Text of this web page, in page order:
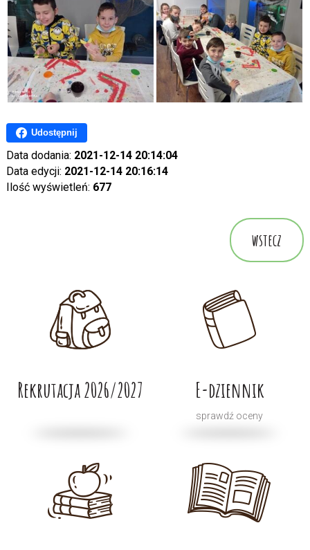
Udostępnij
Data dodania: 2021-12-14 20:14:04
Data edycji: 2021-12-14 20:16:14
Ilość wyświetleń: 677
wstecz
Rekrutacja 2026/2027 E-dziennik
sprawdź oceny